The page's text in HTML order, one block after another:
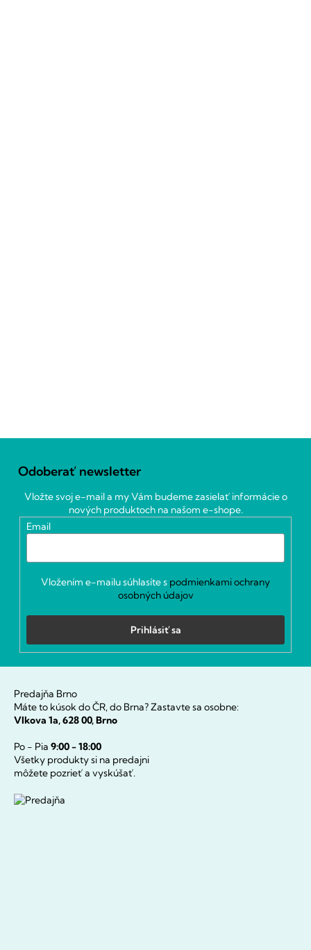
Odoberať newsletter
Vložte svoj e-mail a my Vám budeme zasielať informácie o
nových produktoch na našom e-shope.
Email
Vložením e-mailu súhlasíte s podmienkami ochrany
osobných údajov
Prihlásiť sa
Predajňa Brno
Máte to kúsok do ČR, do Brna? Zastavte sa osobne:
Vlkova 1a, 628 00, Brno
Po - Pia 9:00 - 18:00
Všetky produkty si na predajni
môžete pozrieť a vyskúšať.